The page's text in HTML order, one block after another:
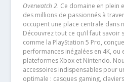
Overwatch 2. Ce domaine en plein
des millions de passionnés à
occupent une place centrale dans
Découvrez tout ce qu’il faut
comme la PlayStation 5 Pro,
performances inégalées en 4K, ou
plateformes Xbox et Nintendo.
accessoires indispensables pour
optimale : casques gaming,